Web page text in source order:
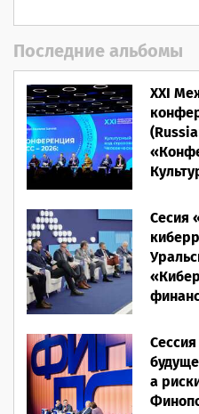
Последние альбомы
XXI
Сесия
а